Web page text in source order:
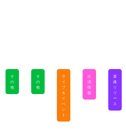
そ
の
他
そ
の
他
ラ
イ
ブ
＆
イ
ベ
ン
ト
出
演
情
報
楽
曲
リ
リ
ー
ス